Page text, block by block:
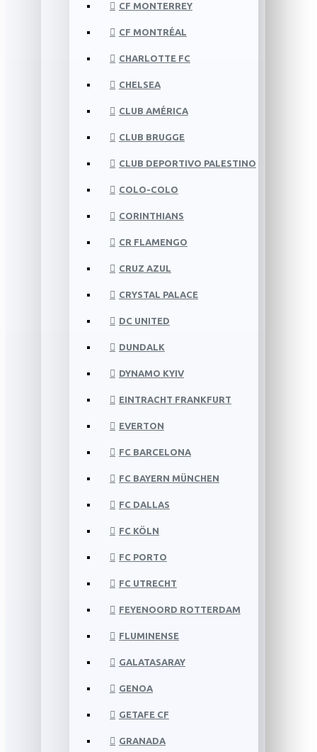
CF MONTERREY
CF MONTRÉAL
CHARLOTTE FC
CHELSEA
CLUB AMÉRICA
CLUB BRUGGE
CLUB DEPORTIVO PALESTINO
COLO-COLO
CORINTHIANS
CR FLAMENGO
CRUZ AZUL
CRYSTAL PALACE
DC UNITED
DUNDALK
DYNAMO KYIV
EINTRACHT FRANKFURT
EVERTON
FC BARCELONA
FC BAYERN MÜNCHEN
FC DALLAS
FC KÖLN
FC PORTO
FC UTRECHT
FEYENOORD ROTTERDAM
FLUMINENSE
GALATASARAY
GENOA
GETAFE CF
GRANADA